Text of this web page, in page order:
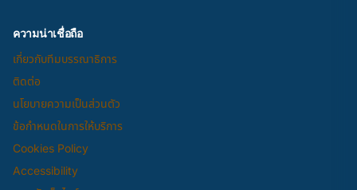
ความน่าเชื่อถือ
เกี่ยวกับทีมบรรณาธิการ
ติดต่อ
นโยบายความเป็นส่วนตัว
ข้อกำหนดในการให้บริการ
Cookies Policy
Accessibility